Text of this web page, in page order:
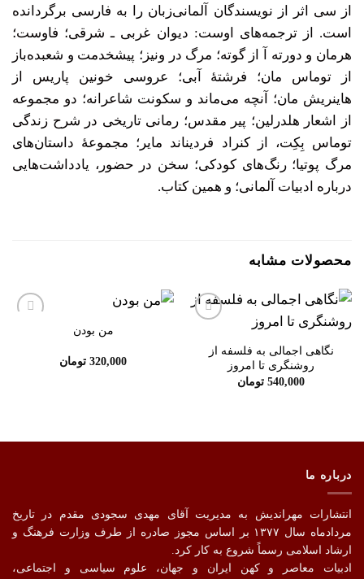
از سی اثر از نویسندگان آلمانی‌زبان را به فارسی برگردانده
است. از ترجمه‌های اوست: دیوان غربی ـ شرقی؛ فاوست؛
هرمان و دورته آ از گوته؛ مرگ در ونیز؛ پیشخدمت و شعبده‌باز
از توماس مان؛ فرشتۀ آبی؛ عروسی خونین پاریس از
هاینریش مان؛ آنچه می‌ماند و سکونت شاعرانه؛ دو مجموعه
از اشعار هلدرلین؛ پیر مقدس؛ رمانی تاریخی در شرح زندگی
توماس بِکِت، از کنراد فردیناند مایر؛ مجموعۀ داستان‌های
مرگ پوتیا؛ رنگ‌های کودکی؛ سخن در حضور، یادداشت‌هایی
درباره ادبیات آلمانی؛ و همین کتاب.
محصولات مشابه
علاقهنگاهی اجمالی به فلسفه از
روشنگری تا امروز
540,000 تومان
من بودن
320,000 تومان
درباره ما
انتشارات مهراندیش به مدیریت آقای مهدی سجودی مقدم در تاریخ
مردادماه سال ۱۳۷۷ بر اساس مجوز صادره از طرف وزارت فرهنگ و
ارشاد اسلامی رسماً شروع به کار کرد.
ادبیات معاصر و کهن ایران و جهان، علوم سیاسی و اجتماعی،